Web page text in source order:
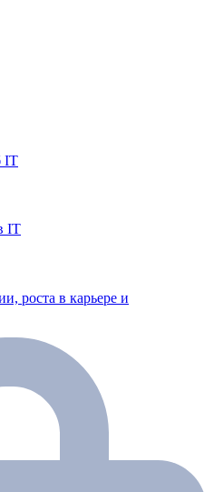
IT
IT
роста в карьере и